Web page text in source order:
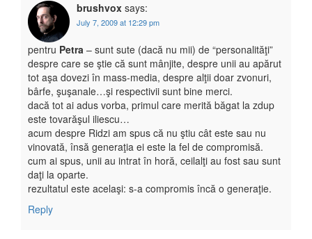
brushvox says:
July 7, 2009 at 12:29 pm
pentru Petra – sunt sute (dacă nu mii) de “personalităţi”
despre care se ştie că sunt mânjite, despre unii au apărut
tot aşa dovezi în mass-media, despre alţii doar zvonuri,
bârfe, şuşanale…şi respectivii sunt bine merci.
dacă tot ai adus vorba, primul care merită băgat la zdup
este tovarăşul iliescu…
acum despre Ridzi am spus că nu ştiu cât este sau nu
vinovată, însă generaţia ei este la fel de compromisă.
cum ai spus, unii au intrat în horă, ceilalţi au fost sau sunt
daţi la oparte.
rezultatul este acelaşi: s-a compromis încă o generaţie.
Reply